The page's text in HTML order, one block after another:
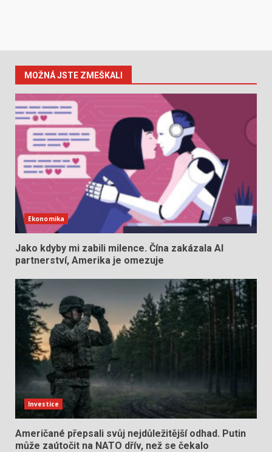
MOŽNÁ JSTE ZMEŠKALI
Ekonomika
Jako kdyby mi zabili milence. Čína zakázala AI
partnerství, Amerika je omezuje
Investice
Američané přepsali svůj nejdůležitější odhad. Putin
může zaútočit na NATO dřív, než se čekalo